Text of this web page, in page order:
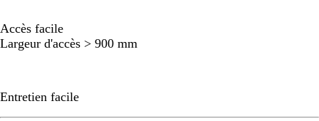
Accès facile
Largeur d'accès > 900 mm
Entretien facile